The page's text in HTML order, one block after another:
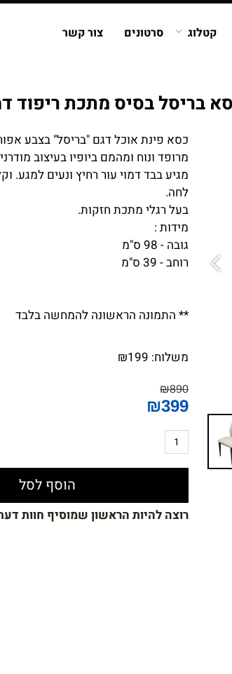
קטלוג סרטונים צור קשר
בריסל בסיס מתכת ריפוד
כסא פינת אוכל דגם "בריסל" בצבע
מרופד ונוח ומהמם ביופיו בעיצוב
מגיע בבד דמוי עור רחיץ ונעים למגע.
לחה.
בעל רגלי מתכת חזקות.
מידות :
גובה - 98 ס"מ
רוחב - 39 ס"מ
** התמונה הראשונה להמחשה בלבד
משלוח: ₪199
₪890
₪399
הוסף לסל
רוצה להיות הראשון שמוסיף חוות